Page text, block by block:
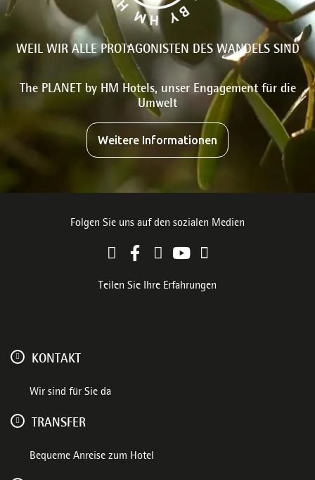
WEIL WIR ALLE PROTAGONISTEN DES WANDELS SIND
The PLANET by HM Hotels, unser Engagement für die
Umwelt
Weitere Informationen
Folgen Sie uns auf den sozialen Medien
Teilen Sie Ihre Erfahrungen
KONTAKT
Wir sind für Sie da
TRANSFER
Bequeme Anreise zum Hotel